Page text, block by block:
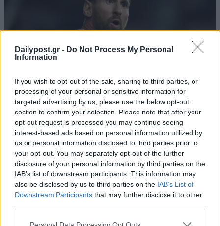
Dailypost.gr - Do Not Process My Personal
Information
If you wish to opt-out of the sale, sharing to third parties, or
processing of your personal or sensitive information for
targeted advertising by us, please use the below opt-out
section to confirm your selection. Please note that after your
opt-out request is processed you may continue seeing
interest-based ads based on personal information utilized by
us or personal information disclosed to third parties prior to
your opt-out. You may separately opt-out of the further
disclosure of your personal information by third parties on the
IAB’s list of downstream participants. This information may
also be disclosed by us to third parties on the IAB’s List of
Downstream Participants that may further disclose it to other
Personal Data Processing Opt Outs